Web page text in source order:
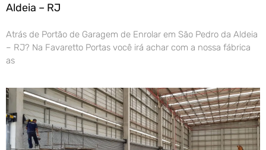
Aldeia – RJ
Atrás de Portão de Garagem de Enrolar em São Pedro da Aldeia
– RJ? Na Favaretto Portas você irá achar com a nossa fábrica
as